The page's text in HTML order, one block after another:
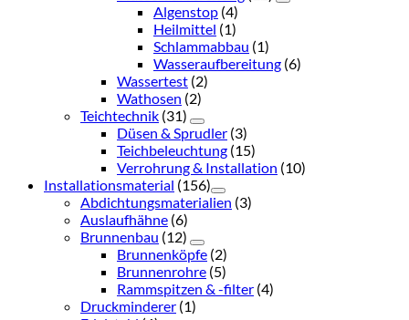
Algenstop (4)
Heilmittel (1)
Schlammabbau (1)
Wasseraufbereitung (6)
Wassertest (2)
Wathosen (2)
Teichtechnik (31)
Düsen & Sprudler (3)
Teichbeleuchtung (15)
Verrohrung & Installation (10)
Installationsmaterial (156)
Abdichtungsmaterialien (3)
Auslaufhähne (6)
Brunnenbau (12)
Brunnenköpfe (2)
Brunnenrohre (5)
Rammspitzen & -filter (4)
Druckminderer (1)